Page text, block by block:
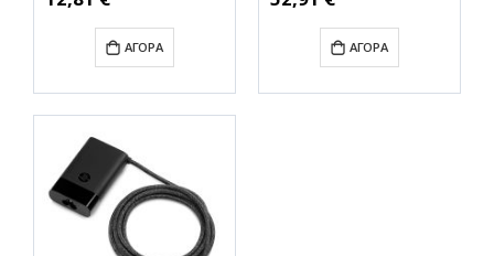
ΑΓΟΡΆ
Οθονών Γκρι (IB-
DK4012-CPD) (RSCIB-
DK4012-CPD)ΑΓΟΡΆ